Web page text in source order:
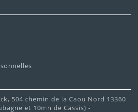
504 chemin de la Caou Nord 13360
et 10mn de Cassis) -